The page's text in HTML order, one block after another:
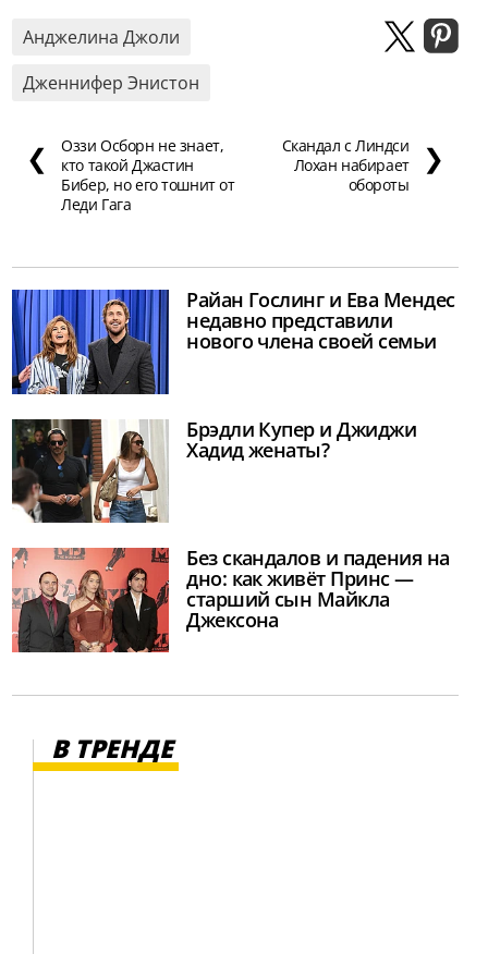
Анджелина Джоли
Дженнифер Энистон
❮
Оззи Осборн не знает,
кто такой Джастин
Бибер, но его тошнит от
Леди Гага
Скандал с Линдси
Лохан набирает
обороты
❯
Райан Гослинг и Ева Мендес
недавно представили
нового члена своей семьи
Брэдли Купер и Джиджи
Хадид женаты?
Без скандалов и падения на
дно: как живёт Принс —
старший сын Майкла
Джексона
В ТРЕНДЕ